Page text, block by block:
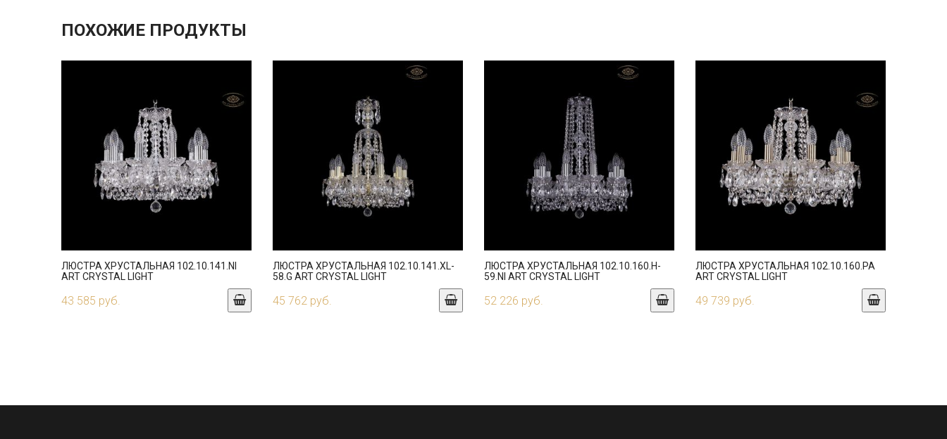
ПОХОЖИЕ ПРОДУКТЫ
ЛЮСТРА ХРУСТАЛЬНАЯ 102.10.141.NI
ART CRYSTAL LIGHT
43 585 руб.
ЛЮСТРА ХРУСТАЛЬНАЯ 102.10.141.XL-
58.G ART CRYSTAL LIGHT
45 762 руб.
ЛЮСТРА ХРУСТАЛЬНАЯ 102.10.160.H-
59.NI ART CRYSTAL LIGHT
52 226 руб.
ЛЮСТРА ХРУСТАЛЬНАЯ 102.10.160.PA
ART CRYSTAL LIGHT
49 739 руб.